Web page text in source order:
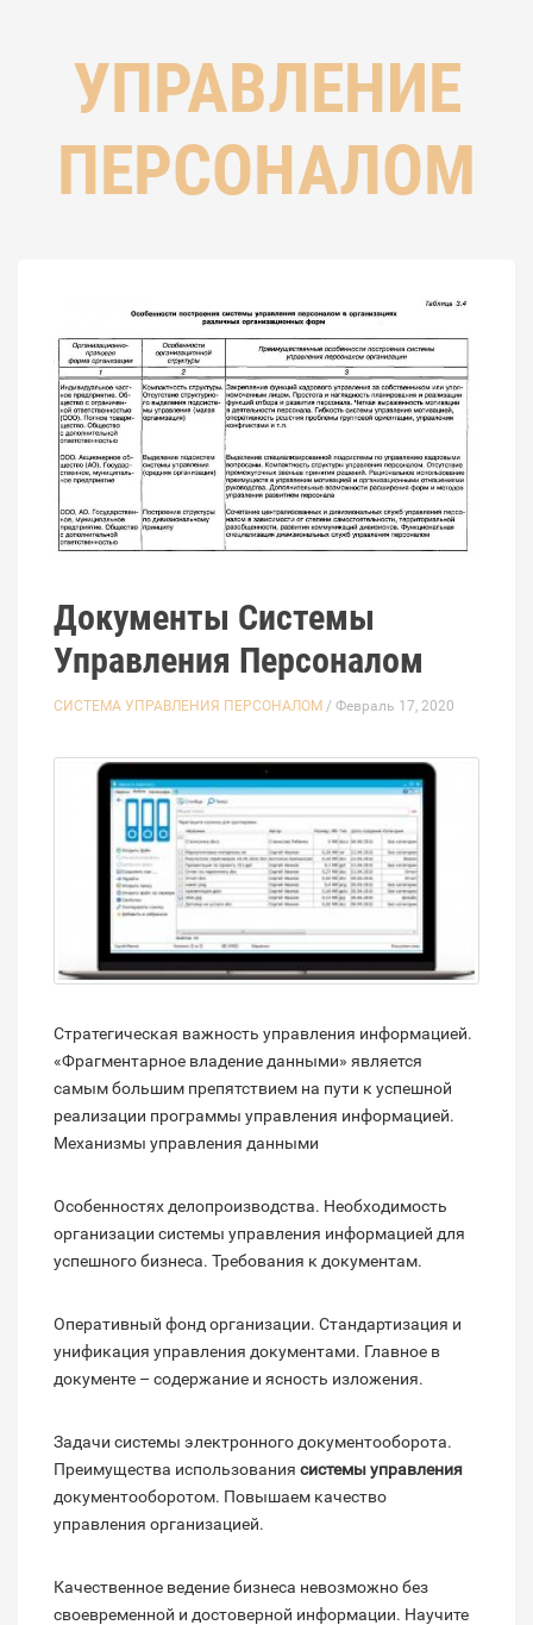
УПРАВЛЕНИЕ
ПЕРСОНАЛОМ
Документы Системы
Управления Персоналом
СИСТЕМА УПРАВЛЕНИЯ ПЕРСОНАЛОМ / Февраль 17, 2020
Стратегическая важность управления информацией.
«Фрагментарное владение данными» является
самым большим препятствием на пути к успешной
реализации программы управления информацией.
Механизмы управления данными
Особенностях делопроизводства. Необходимость
организации системы управления информацией для
успешного бизнеса. Требования к документам.
Оперативный фонд организации. Стандартизация и
унификация управления документами. Главное в
документе – содержание и ясность изложения.
Задачи системы электронного документооборота.
Преимущества использования системы управления
документооборотом. Повышаем качество
управления организацией.
Качественное ведение бизнеса невозможно без
своевременной и достоверной информации. Научите